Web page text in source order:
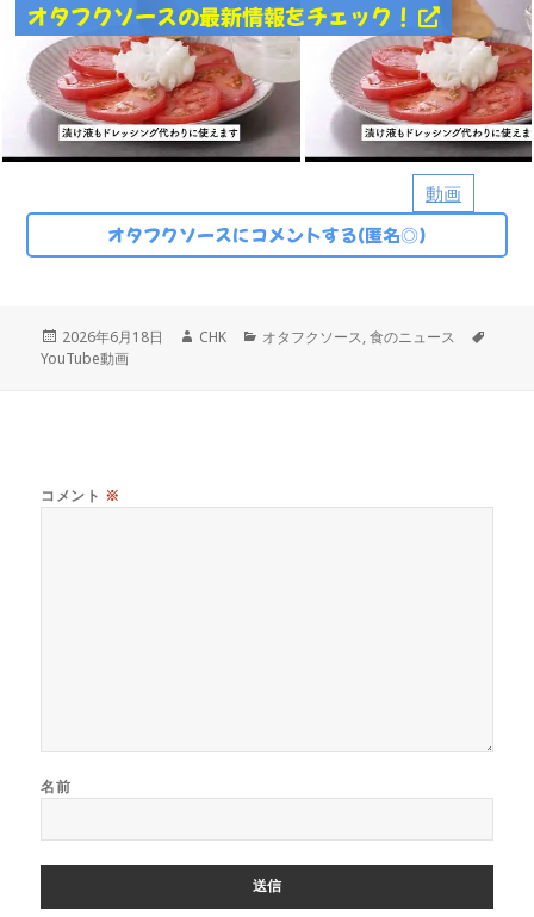
動画
オタフクソースの最新情報をチェック！
オタフクソースにコメントする(匿名◎)
投
稿
2026年6月18日
作
CHK
カ
オタフクソース,食のニュース
YouTube動画
コメント ※
名前